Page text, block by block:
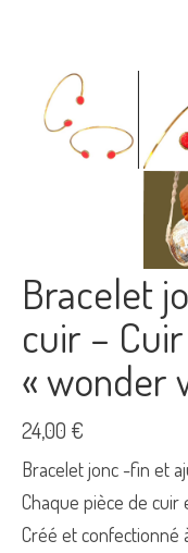
Bracelet
cuir –
« wonder
24,00 €
Bracelet jonc -fin et
Chaque pièce de cuir
Créé et confectionné